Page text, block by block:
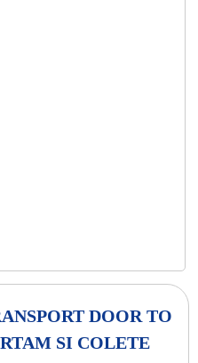
DOOR TO
SI COLETE